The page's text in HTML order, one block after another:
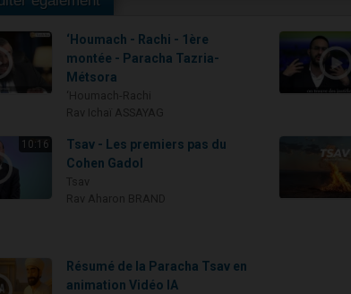
‘Houmach - Rachi - 1ère
montée - Paracha Tazria-
Métsora
10:16
Tsav - Les premiers pas du
Cohen Gadol
Résumé de la Paracha Tsav en
animation Vidéo IA